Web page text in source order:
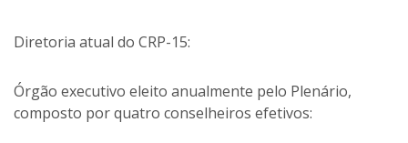
Diretoria atual do CRP-15:
Órgão executivo eleito anualmente pelo Plenário,
composto por quatro conselheiros efetivos: